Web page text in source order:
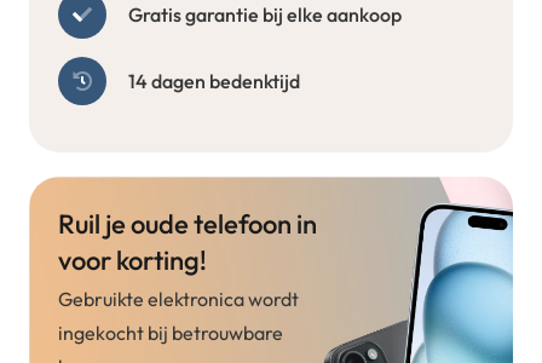
Gratis garantie bij elke aankoop
14 dagen bedenktijd
Ruil je oude telefoon in
voor korting!
Gebruikte elektronica wordt
ingekocht bij betrouwbare